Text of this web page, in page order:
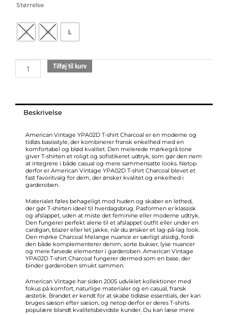
Størrelse
S M L
ypa02d
charcoal
shirt
antal
Tilføj til kurv
Beskrivelse
American Vintage YPA02D T-shirt Charcoal er en moderne og
tidløs basisstyle, der kombinerer fransk enkelhed med en
komfortabel og blød kvalitet. Den melerede mørkegrå tone
giver T-shirten et roligt og sofistikeret udtryk, som gør den nem
at integrere i både casual og mere sammensatte looks. Netop
derfor er American Vintage YPA02D T-shirt Charcoal blevet et
fast favoritvalg for dem, der ønsker kvalitet og enkelhed i
garderoben.
Materialet føles behageligt mod huden og skaber en lethed,
der gør T-shirten ideel til hverdagsbrug. Pasformen er klassisk
og afslappet, uden at miste det feminine eller moderne udtryk.
Den fungerer perfekt alene til et afslappet outfit eller under en
cardigan, blazer eller let jakke, når du ønsker et lag-på-lag look.
Den mørke Charcoal Melange nuance er særligt alsidig, fordi
den både komplementerer denim, sorte bukser, lyse nuancer
og mere farvede elementer i garderoben. American Vintage
YPA02D T-shirt Charcoal fungerer dermed som en base, der
binder garderoben smukt sammen.
American Vintage har siden 2005 udviklet kollektioner med
fokus på komfort, naturlige materialer og en casual, fransk
æstetik. Brandet er kendt for at skabe tidløse essentials, der kan
bruges sæson efter sæson, og netop derfor er deres T-shirts
populære blandt kvalitetsbevidste kunder. Du kan læse mere